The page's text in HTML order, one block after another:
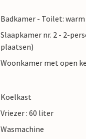
Badkamer - Toilet:
Slaapkamer nr. 2 - 2-
plaatsen)
Woonkamer met open
Koelkast
Vriezer : 60 liter
Wasmachine